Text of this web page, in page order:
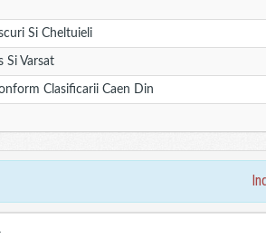
Si Cheltuieli
Si Varsat
Clasificarii Caen Din